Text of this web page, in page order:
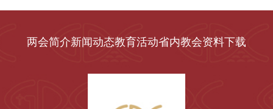
两会简介新闻动态教育活动省内教会资料下载